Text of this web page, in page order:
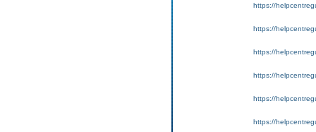
https://
https://
https://
https://
https://
https://